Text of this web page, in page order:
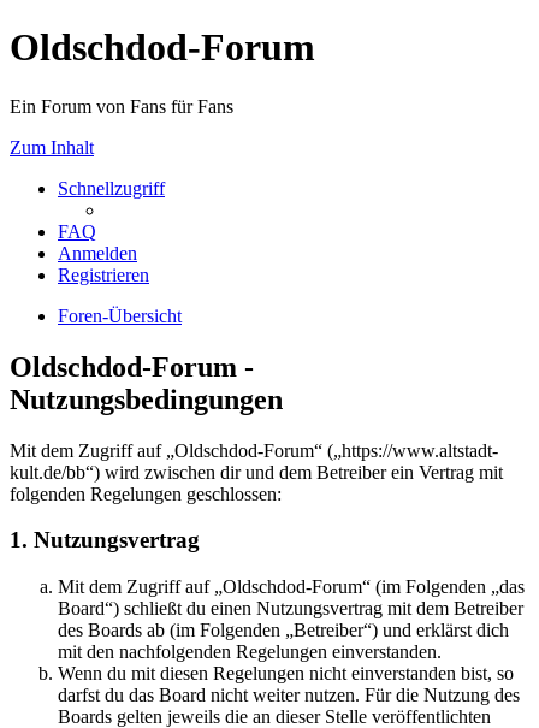
Oldschdod-Forum
Ein Forum von Fans für Fans
Zum Inhalt
Schnellzugriff
FAQ
Anmelden
Registrieren
Foren-Übersicht
Oldschdod-Forum -
Nutzungsbedingungen
Mit dem Zugriff auf „Oldschdod-Forum“ („https://www.altstadt-
kult.de/bb“) wird zwischen dir und dem Betreiber ein Vertrag mit
folgenden Regelungen geschlossen:
1. Nutzungsvertrag
Mit dem Zugriff auf „Oldschdod-Forum“ (im Folgenden „das
Board“) schließt du einen Nutzungsvertrag mit dem Betreiber
des Boards ab (im Folgenden „Betreiber“) und erklärst dich
mit den nachfolgenden Regelungen einverstanden.
Wenn du mit diesen Regelungen nicht einverstanden bist, so
darfst du das Board nicht weiter nutzen. Für die Nutzung des
Boards gelten jeweils die an dieser Stelle veröffentlichten